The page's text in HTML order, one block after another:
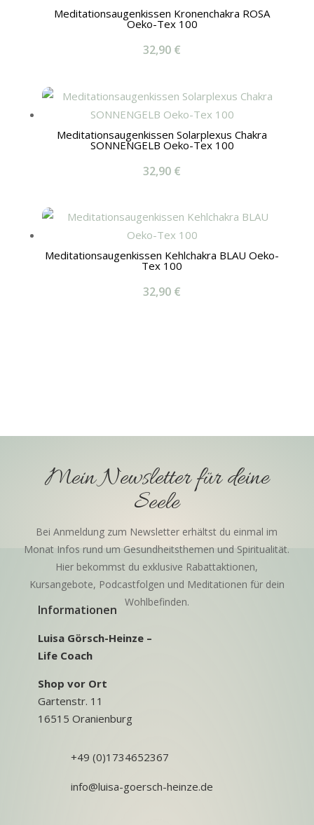
Meditationsaugenkissen Kronenchakra ROSA
Oeko-Tex 100
32,90 €
Meditationsaugenkissen Solarplexus Chakra
SONNENGELB Oeko-Tex 100
32,90 €
Meditationsaugenkissen Kehlchakra BLAU Oeko-
Tex 100
32,90 €
Mein Newsletter für deine
Seele
Bei Anmeldung zum Newsletter erhältst du einmal im
Monat Infos rund um Gesundheitsthemen und Spiritualität.
Hier bekommst du exklusive Rabattaktionen,
Kursangebote, Podcastfolgen und Meditationen für dein
Wohlbefinden.
Informationen
Luisa Görsch-Heinze –
Life Coach
Shop vor Ort
Gartenstr. 11
16515 Oranienburg
+49 (0)1734652367
info@luisa-goersch-heinze.de